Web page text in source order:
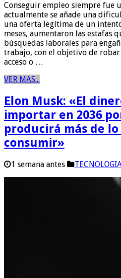
Conseguir empleo siempre fue
actualmente se añade una
una oferta legítima de un
meses, aumentaron las estafas
búsquedas laborales para
trabajo, con el objetivo de
acceso o …
VER MAS...
Elon Musk: «El
importar en 2036
producirá más de
consumir»
1 semana antes